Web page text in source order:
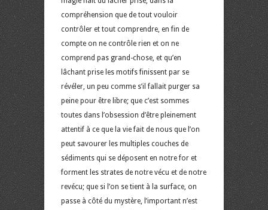
compréhension que de tout vouloir
contrôler et tout comprendre, en fin de
compte on ne contrôle rien et on ne
comprend pas grand-chose, et qu’en
lâchant prise les motifs finissent par se
révéler, un peu comme s’il fallait purger sa
peine pour être libre; que c’est sommes
toutes dans l’obsession d’être pleinement
attentif à ce que la vie fait de nous que l’on
peut savourer les multiples couches de
sédiments qui se déposent en notre for et
forment les strates de notre vécu et de notre
revécu; que si l’on se tient à la surface, on
passe à côté du mystère, l’important n’est